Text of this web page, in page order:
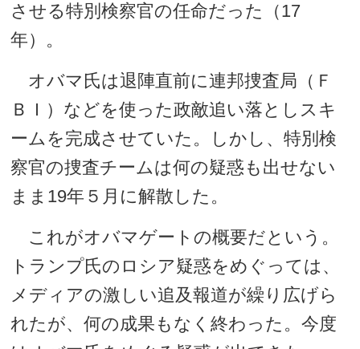
させる特別検察官の任命だった（17
年）。
オバマ氏は退陣直前に連邦捜査局（Ｆ
ＢＩ）などを使った政敵追い落としスキ
ームを完成させていた。しかし、特別検
察官の捜査チームは何の疑惑も出せない
まま19年５月に解散した。
これがオバマゲートの概要だという。
トランプ氏のロシア疑惑をめぐっては、
メディアの激しい追及報道が繰り広げら
れたが、何の成果もなく終わった。今度